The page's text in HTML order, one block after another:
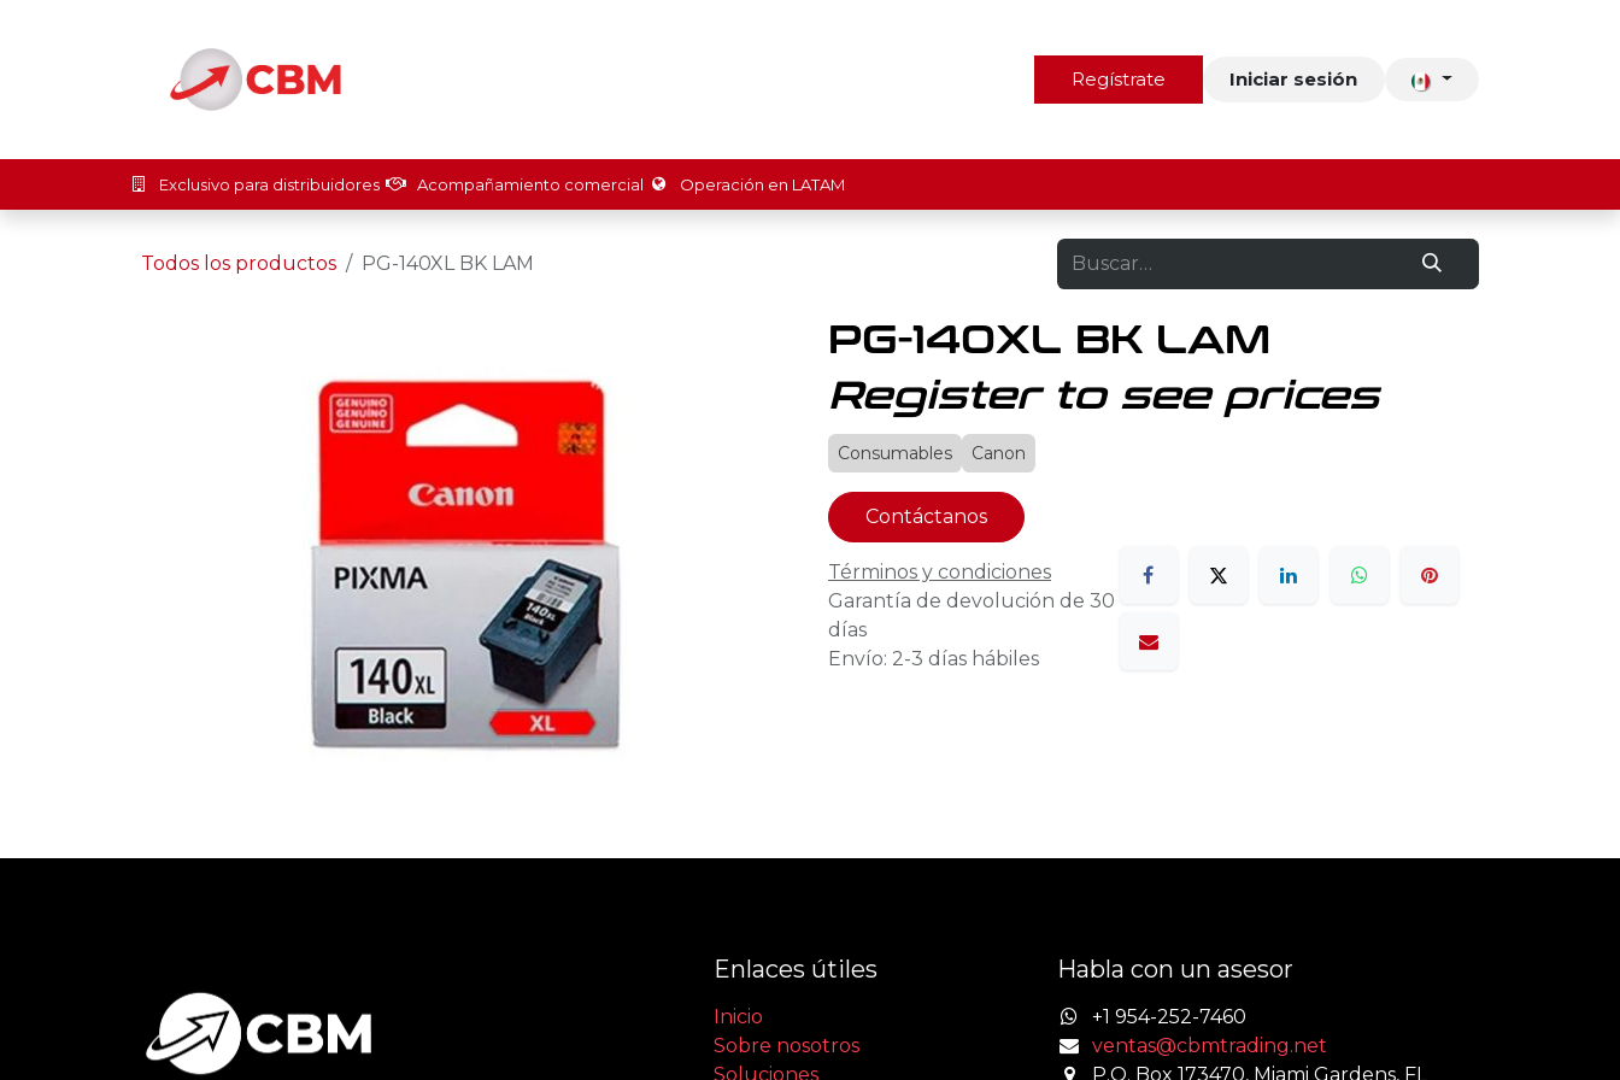
Nosotros Contacto
Regístrate Iniciar sesión
Exclusivo para distribuidores Acompañamiento comercial Operación en LATAM
Todos los productos PG-140XL BK LAM
PG-140XL BK LAM
Register to see prices
Consumables Canon
Contáctanos
Términos y condiciones
Garantía de devolución de 30
días
Envío: 2-3 días hábiles
Enlaces útiles
Inicio
Sobre nosotros
Soluciones
Habla con un asesor
+1 954-252-7460
ventas@cbmtrading.net
P.O. Box 173470, Miami Gardens, FL